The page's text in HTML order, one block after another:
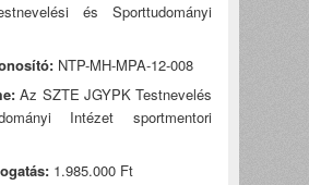
és Sporttudományi
NTP-MH-MPA-12-008
Az SZTE JGYPK Testnevelés
Intézet sportmentori
1.985.000 Ft